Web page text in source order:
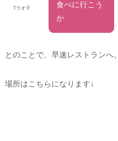
Tラオ子
食べに行こう
か
とのことで、早速レストランへ。
場所はこちらになります↓